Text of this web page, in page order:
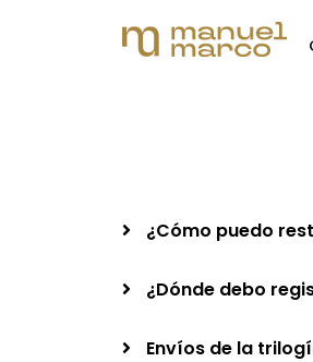
¿Cómo puedo
¿Dónde debo
Envíos de la trilogía